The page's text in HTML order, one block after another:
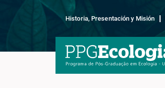
Historia, Presentación y Misión